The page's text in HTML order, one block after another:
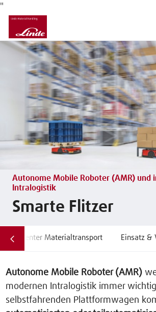
"
Autonome Mobile Roboter (AMR) und
Intralogistik
Smarte Flitzer
Effizienter Materialtransport Einsatz &
Autonome Mobile Roboter (AMR)
modernen Intralogistik immer
selbstfahrenden Plattformwagen